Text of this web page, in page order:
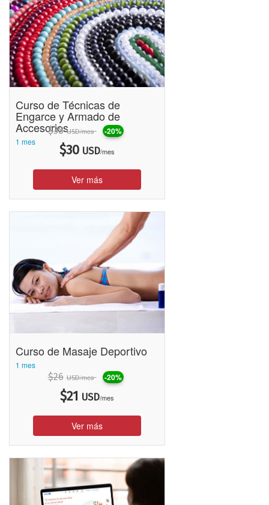
Curso de Técnicas de
Engarce y Armado de
Accesorios
1 mes
$38 USD/mes -20%
$30 USD/mes
Ver más
Curso de Masaje Deportivo
1 mes
$26 USD/mes -20%
$21 USD/mes
Ver más